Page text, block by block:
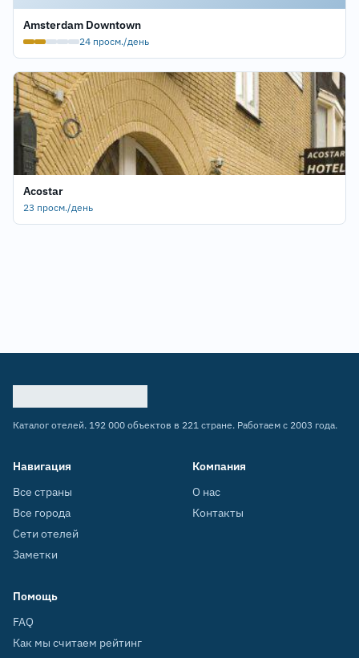
Amsterdam Downtown
24 просм./день
Acostar
23 просм./день
Каталог отелей. 192 000 объектов в 221 стране. Работаем с 2003 года.
Навигация
Все страны
Все города
Сети отелей
Заметки
Компания
О нас
Контакты
Помощь
FAQ
Как мы считаем рейтинг